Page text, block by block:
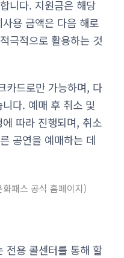
니다. 지원금은 해당
용 금액은 다음 해로
극적으로 활용하는 것
카드로만 가능하며, 다
다. 예매 후 취소 및
따라 진행되며, 취소
공연을 예매하는 데
패스 공식 홈페이지
전용 콜센터를 통해 할